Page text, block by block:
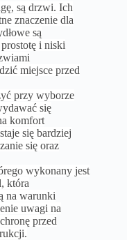
są drzwi. Ich
znaczenie dla
są
i niski
miejsce przed
przy wyborze
się
komfort
się bardziej
się oraz
wykonany jest
która
na warunki
uwagi na
przed